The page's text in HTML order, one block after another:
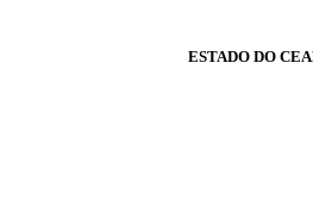
ESTADO DO